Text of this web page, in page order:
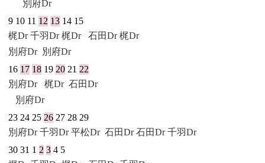
別府Dr
9 10 11 12 13 14 15
梶Dr 千羽Dr 梶Dr 石田Dr 梶Dr
別府Dr 別府Dr
16 17 18 19 20 21 22
別府Dr
梶Dr 石田Dr
別府Dr
23 24 25 26 27 28 29
別府Dr 千羽Dr 平松Dr 石田Dr 石田Dr 千羽Dr
30 31 1 2 3 4 5